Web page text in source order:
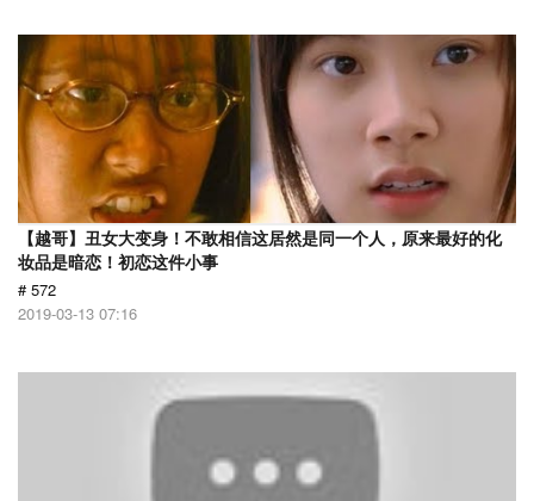
【越哥】丑女大变身！不敢相信这居然是同一个人，原来最好的化
妆品是暗恋！初恋这件小事
# 572
2019-03-13 07:16